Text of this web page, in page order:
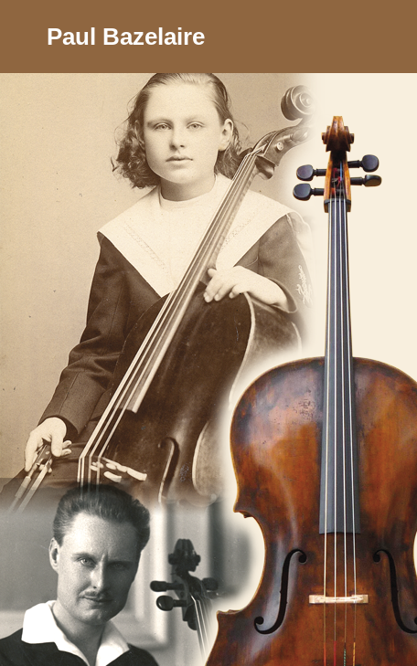
Paul Bazelaire